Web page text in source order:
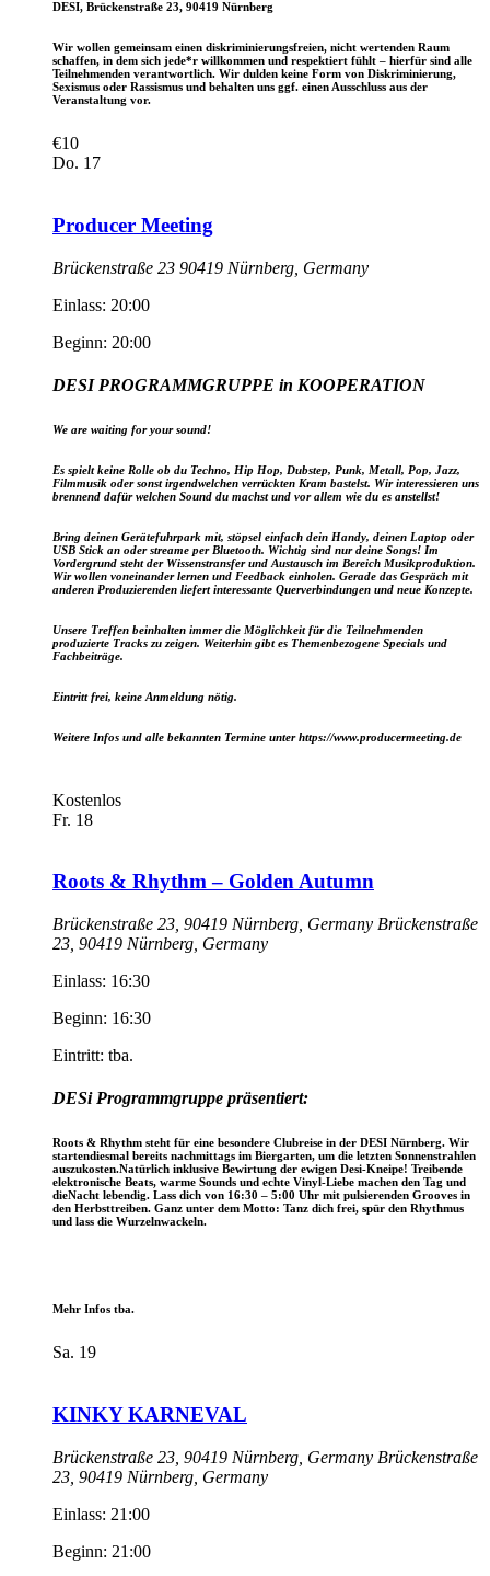
DESI, Brückenstraße 23, 90419 Nürnberg
Wir wollen gemeinsam einen diskriminierungsfreien, nicht wertenden Raum
schaffen, in dem sich jede*r willkommen und respektiert fühlt – hierfür sind alle
Teilnehmenden verantwortlich. Wir dulden keine Form von Diskriminierung,
Sexismus oder Rassismus und behalten uns ggf. einen Ausschluss aus der
Veranstaltung vor.
€10
Do. 17
Producer Meeting
Brückenstraße 23 90419 Nürnberg, Germany
Einlass: 20:00
Beginn: 20:00
DESI PROGRAMMGRUPPE in KOOPERATION
We are waiting for your sound!
Es spielt keine Rolle ob du Techno, Hip Hop, Dubstep, Punk, Metall, Pop, Jazz,
Filmmusik oder sonst irgendwelchen verrückten Kram bastelst. Wir interessieren uns
brennend dafür welchen Sound du machst und vor allem wie du es anstellst!
Bring deinen Gerätefuhrpark mit, stöpsel einfach dein Handy, deinen Laptop oder
USB Stick an oder streame per Bluetooth. Wichtig sind nur deine Songs! Im
Vordergrund steht der Wissenstransfer und Austausch im Bereich Musikproduktion.
Wir wollen voneinander lernen und Feedback einholen. Gerade das Gespräch mit
anderen Produzierenden liefert interessante Querverbindungen und neue Konzepte.
Unsere Treffen beinhalten immer die Möglichkeit für die Teilnehmenden
produzierte Tracks zu zeigen. Weiterhin gibt es Themenbezogene Specials und
Fachbeiträge.
Eintritt frei, keine Anmeldung nötig.
Weitere Infos und alle bekannten Termine unter https://www.producermeeting.de
Kostenlos
Fr. 18
Roots & Rhythm – Golden Autumn
Brückenstraße 23, 90419 Nürnberg, Germany Brückenstraße
23, 90419 Nürnberg, Germany
Einlass: 16:30
Beginn: 16:30
Eintritt: tba.
DESi Programmgruppe präsentiert:
Roots & Rhythm steht für eine besondere Clubreise in der DESI Nürnberg. Wir
startendiesmal bereits nachmittags im Biergarten, um die letzten Sonnenstrahlen
auszukosten.Natürlich inklusive Bewirtung der ewigen Desi-Kneipe! Treibende
elektronische Beats, warme Sounds und echte Vinyl-Liebe machen den Tag und
dieNacht lebendig. Lass dich von 16:30 – 5:00 Uhr mit pulsierenden Grooves in
den Herbsttreiben. Ganz unter dem Motto: Tanz dich frei, spür den Rhythmus
und lass die Wurzelnwackeln.
Mehr Infos tba.
Sa. 19
KINKY KARNEVAL
Brückenstraße 23, 90419 Nürnberg, Germany Brückenstraße
23, 90419 Nürnberg, Germany
Einlass: 21:00
Beginn: 21:00